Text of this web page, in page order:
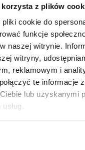
z plików
cookie do
funkcje
naszej witrynie.
witryny,
reklamowym i
te informacje
lub uzyskanymi
VIP
tylko
Dostępne
tylko w
bilecie
ALLPASS
VIP
z
z
w